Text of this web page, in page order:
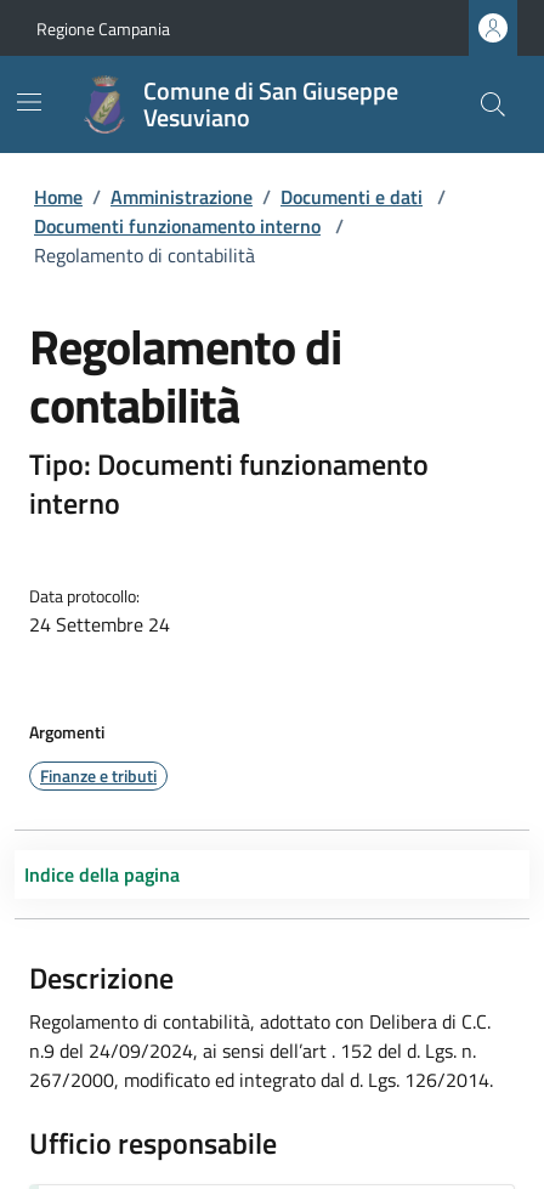
Regione Campania
Comune di San Giuseppe
Vesuviano
Home / Amministrazione / Documenti e dati /
Documenti funzionamento interno /
Regolamento di contabilità
Regolamento di
contabilità
Tipo: Documenti funzionamento
interno
Data protocollo:
24 Settembre 24
Argomenti
Finanze e tributi
Indice della pagina
Descrizione
Regolamento di contabilità, adottato con Delibera di C.C.
n.9 del 24/09/2024, ai sensi dell’art . 152 del d. Lgs. n.
267/2000, modificato ed integrato dal d. Lgs. 126/2014.
Ufficio responsabile